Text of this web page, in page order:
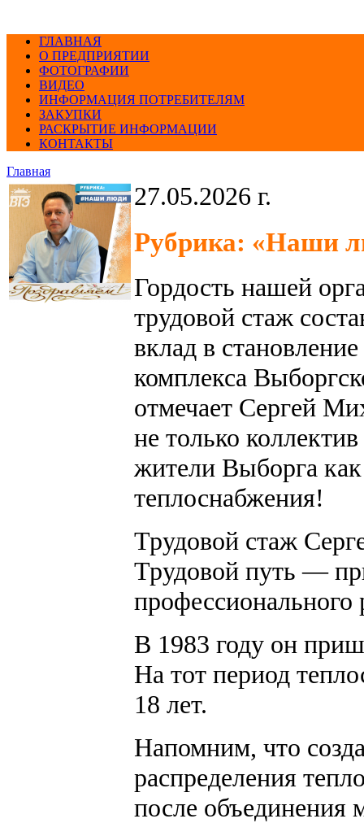
ГЛАВНАЯ
О ПРЕДПРИЯТИИ
ФОТОГРАФИИ
ВИДЕО
ИНФОРМАЦИЯ ПОТРЕБИТЕЛЯМ
ЗАКУПКИ
РАСКРЫТИЕ ИНФОРМАЦИИ
КОНТАКТЫ
Главная
27.05.2026 г.
Рубрика: «Наши
Гордость нашей
трудовой стаж
вклад в
комплекса
отмечает Сергей
не только
жители Выборга
теплоснабжения!
Трудовой стаж
Трудовой путь —
профессионального
В 1983 году он
На тот период
18 лет.
Напомним, что
распределения
после объединения